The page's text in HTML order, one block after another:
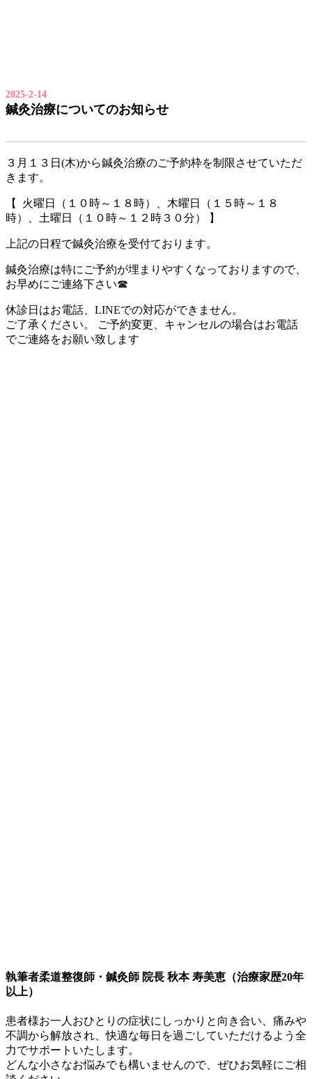
2025-2-14
鍼灸治療についてのお知らせ
３月１３日(木)から鍼灸治療のご予約枠を制限させていただ
きます。
【 火曜日（１０時～１８時）、木曜日（１５時～１８
時）、土曜日（１０時～１２時３０分） 】
上記の日程で鍼灸治療を受付ております。
鍼灸治療は特にご予約が埋まりやすくなっておりますので、
お早めにご連絡下さい☎
休診日はお電話、LINEでの対応ができません。
ご了承ください。 ご予約変更、キャンセルの場合はお電話
でご連絡をお願い致します
執筆者柔道整復師・鍼灸師 院長 秋本 寿美恵（治療家歴20年
以上）
患者様お一人おひとりの症状にしっかりと向き合い、痛みや
不調から解放され、快適な毎日を過ごしていただけるよう全
力でサポートいたします。
どんな小さなお悩みでも構いませんので、ぜひお気軽にご相